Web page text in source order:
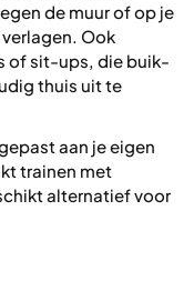
de muur of op je
Ook
of sit-ups, die buik-
thuis uit te
aan je eigen
trainen met
alternatief voor